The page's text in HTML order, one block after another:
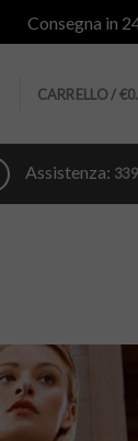
Consegna in
CARRELLO /€
Assistenza: